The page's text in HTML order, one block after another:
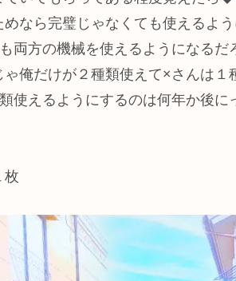
なら完璧じゃなくても使えるよう
両方の機械を使えるようになるだ
俺だけが２種類使えて×さんは１
使えるようにするのは何年か後
枚